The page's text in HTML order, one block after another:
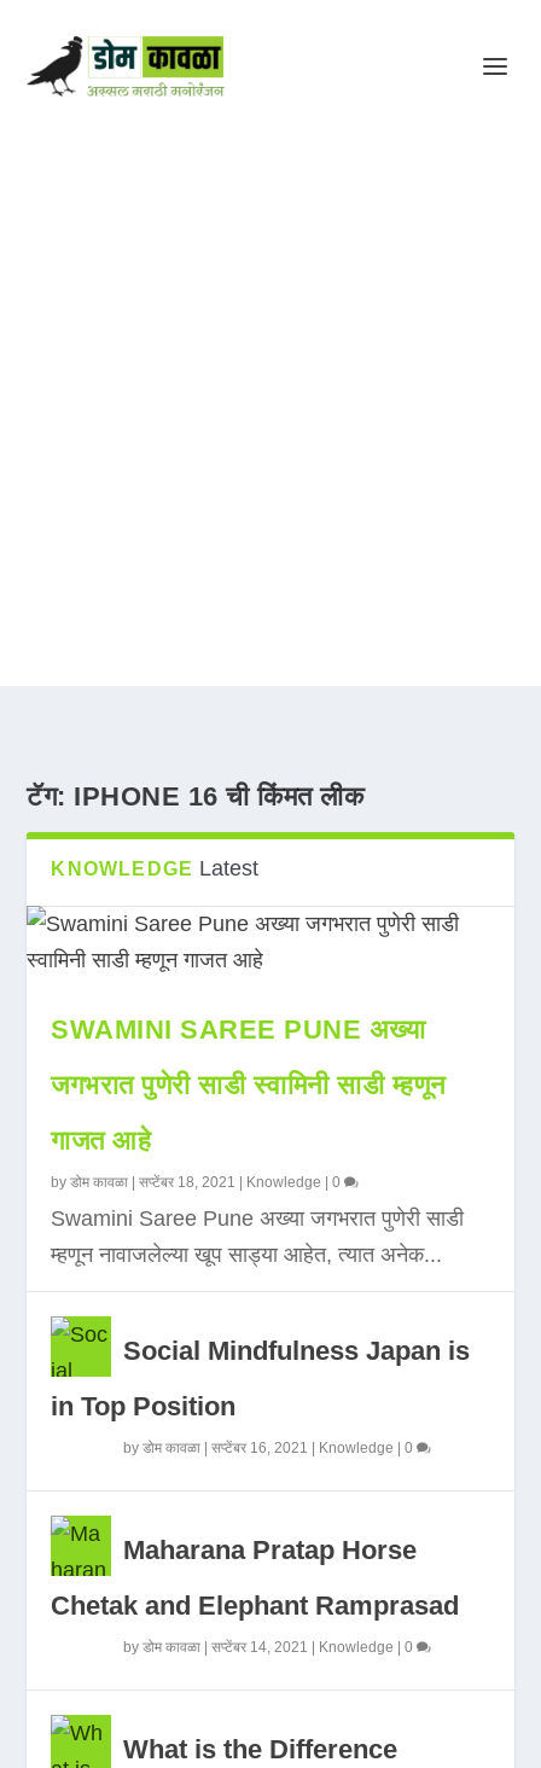
टॅग: IPHONE 16 ची किंमत लीक
KNOWLEDGE Latest
SWAMINI SAREE PUNE अख्या
जगभरात पुणेरी साडी स्वामिनी साडी म्हणून
गाजत आहे
byडोम कावळा |सप्टेंबर 18, 2021 Knowledge |0
Swamini Saree Pune अख्या जगभरात पुणेरी साडी
म्हणून नावाजलेल्या खूप साड्या आहेत, त्यात अनेक...
Social Mindfulness Japan is
in Top Position
byडोम कावळा |सप्टेंबर 16, 2021 Knowledge |0
Maharana Pratap Horse
Chetak and Elephant Ramprasad
byडोम कावळा |सप्टेंबर 14, 2021 Knowledge |0
What is the Difference